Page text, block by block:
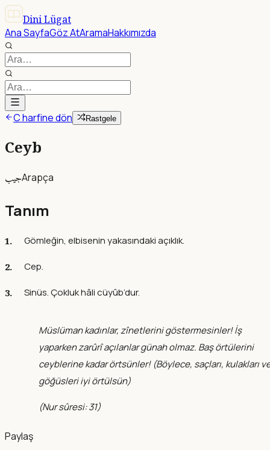
Dini Lügat
Ana SayfaGöz AtAramaHakkımızda
C harfine dön Rastgele
Ceyb
جيبArapça
Tanım
Gömleğin, elbisenin yakasındaki açıklık.
Cep.
Sinüs. Çokluk hâli cüyûb’dur.
Müslüman kadınlar, zînetlerini göstermesinler! İş
yaparken zarûrî açılanlar günah olmaz. Baş örtülerini
ceyblerine kadar örtsünler! (Böylece, saçları, kulakları
göğüsleri iyi örtülsün)
(Nur sûresi: 31)
Paylaş